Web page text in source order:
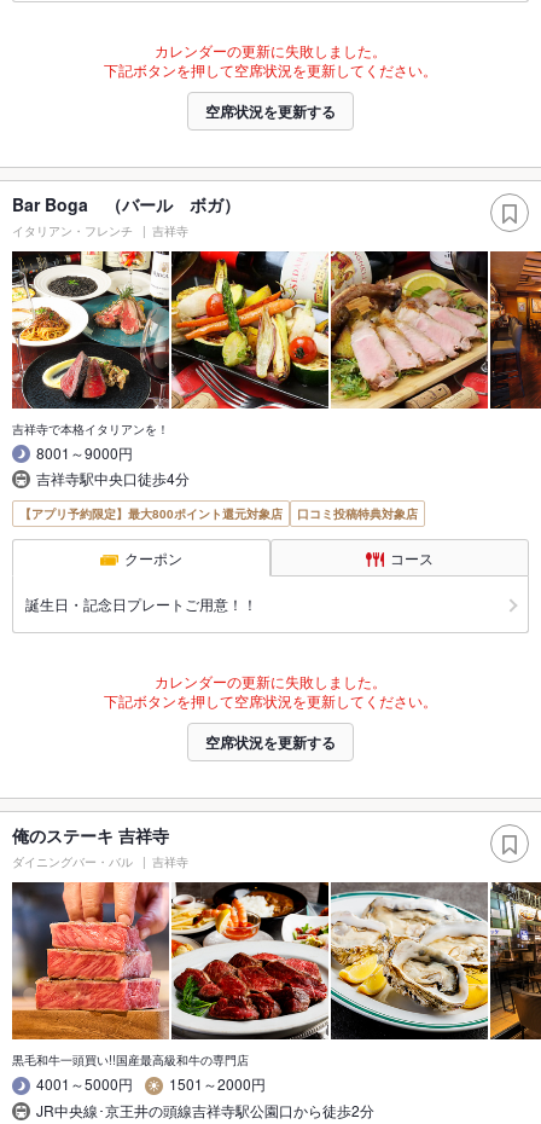
カレンダーの更新に失敗しました。
下記ボタンを押して空席状況を更新してください。
空席状況を更新する
Bar Boga （バール ボガ）
イタリアン・フレンチ 吉祥寺
吉祥寺で本格イタリアンを！
8001～9000円
吉祥寺駅中央口徒歩4分
【アプリ予約限定】最大800ポイント還元対象店 口コミ投稿特典対象店
クーポン コース
誕生日・記念日プレートご用意！！
カレンダーの更新に失敗しました。
下記ボタンを押して空席状況を更新してください。
空席状況を更新する
俺のステーキ 吉祥寺
ダイニングバー・バル 吉祥寺
黒毛和牛一頭買い!!国産最高級和牛の専門店
4001～5000円
1501～2000円
JR中央線･京王井の頭線吉祥寺駅公園口から徒歩2分